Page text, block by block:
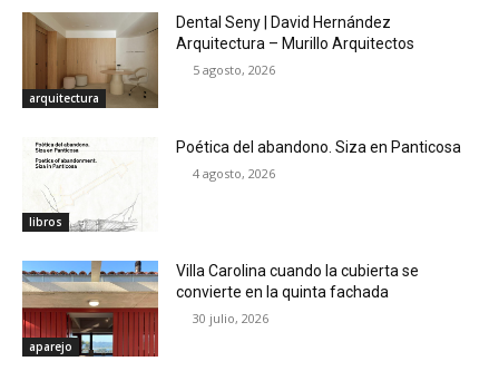
arquitectura
Dental Seny | David Hernández
Arquitectura – Murillo Arquitectos
5 agosto, 2026
libros
Poética del abandono. Siza en Panticosa
4 agosto, 2026
aparejo
Villa Carolina cuando la cubierta se
convierte en la quinta fachada
30 julio, 2026